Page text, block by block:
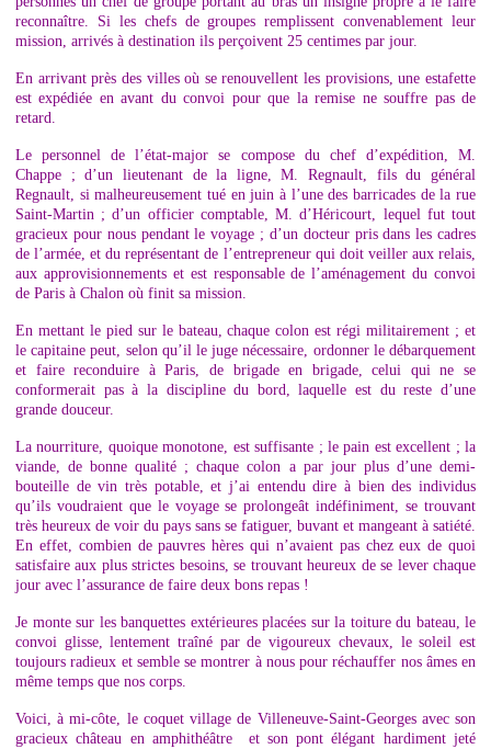
reconnaître. Si les chefs de groupes remplissent convenablement leur
mission, arrivés à destination ils perçoivent 25 centimes par jour.
En arrivant près des villes où se renouvellent les provisions, une estafette
est expédiée en avant du convoi pour que la remise ne souffre pas de
retard.
Le personnel de l’état-major se compose du chef d’expédition, M.
Chappe ; d’un lieutenant de la ligne, M. Regnault, fils du général
Regnault, si malheureusement tué en juin à l’une des barricades de la rue
Saint-Martin ; d’un officier comptable, M. d’Héricourt, lequel fut tout
gracieux pour nous pendant le voyage ; d’un docteur pris dans les cadres
de l’armée, et du représentant de l’entrepreneur qui doit veiller aux relais,
aux approvisionnements et est responsable de l’aménagement du convoi
de Paris à Chalon où finit sa mission.
En mettant le pied sur le bateau, chaque colon est régi militairement ; et
le capitaine peut, selon qu’il le juge nécessaire, ordonner le débarquement
et faire reconduire à Paris, de brigade en brigade, celui qui ne se
conformerait pas à la discipline du bord, laquelle est du reste d’une
grande douceur.
La nourriture, quoique monotone, est suffisante ; le pain est excellent ; la
viande, de bonne qualité ; chaque colon a par jour plus d’une demi-
bouteille de vin très potable, et j’ai entendu dire à bien des individus
qu’ils voudraient que le voyage se prolongeât indéfiniment, se trouvant
très heureux de voir du pays sans se fatiguer, buvant et mangeant à satiété.
En effet, combien de pauvres hères qui n’avaient pas chez eux de quoi
satisfaire aux plus strictes besoins, se trouvant heureux de se lever chaque
jour avec l’assurance de faire deux bons repas !
Je monte sur les banquettes extérieures placées sur la toiture du bateau, le
convoi glisse, lentement traîné par de vigoureux chevaux, le soleil est
toujours radieux et semble se montrer à nous pour réchauffer nos âmes en
même temps que nos corps.
Voici, à mi-côte, le coquet village de Villeneuve-Saint-Georges avec son
gracieux château en amphithéâtre et son pont élégant hardiment jeté